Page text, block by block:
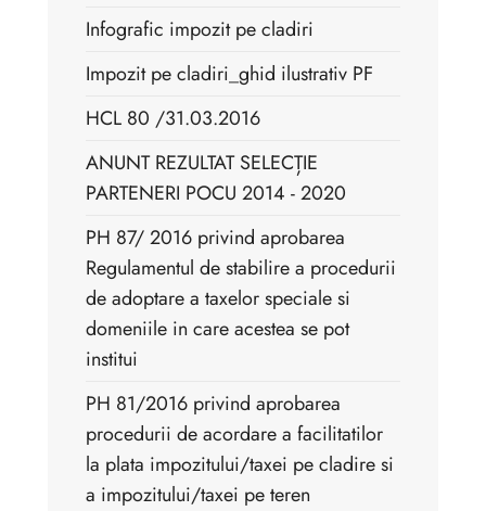
Infografic impozit pe cladiri
Impozit pe cladiri_ghid ilustrativ PF
HCL 80 /31.03.2016
ANUNT REZULTAT SELECȚIE
PARTENERI POCU 2014 - 2020
PH 87/ 2016 privind aprobarea
Regulamentul de stabilire a procedurii
de adoptare a taxelor speciale si
domeniile in care acestea se pot
institui
PH 81/2016 privind aprobarea
procedurii de acordare a facilitatilor
la plata impozitului/taxei pe cladire si
a impozitului/taxei pe teren